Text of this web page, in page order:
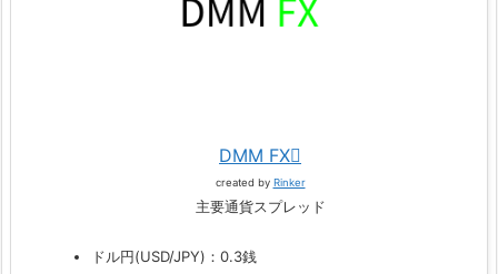
DMM FX
created by Rinker
主要通貨スプレッド
ドル円(USD/JPY)：0.3銭